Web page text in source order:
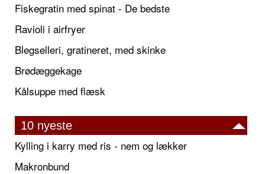
Fiskegratin med spinat - De bedste
Ravioli i airfryer
Blegselleri, gratineret, med skinke
Brødæggekage
Kålsuppe med flæsk
10 nyeste
Kylling i karry med ris - nem og lækker
Makronbund